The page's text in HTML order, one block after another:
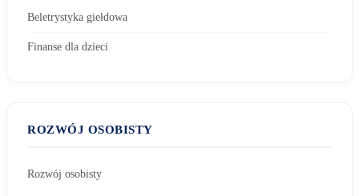
Beletrystyka giełdowa
Finanse dla dzieci
ROZWÓJ OSOBISTY
Rozwój osobisty